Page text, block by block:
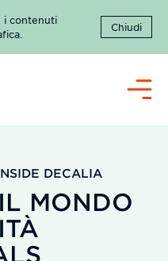
i contenuti
Chiudi
Menù
DECALIA
MONDO